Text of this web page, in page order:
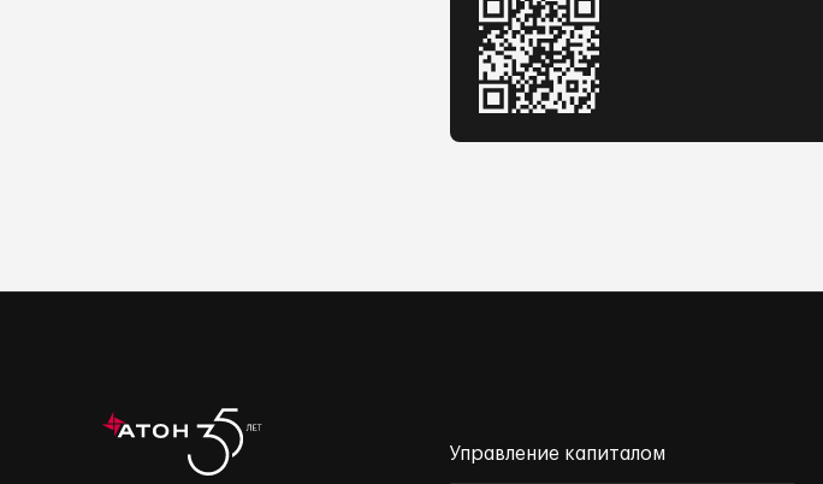
Управление капиталом